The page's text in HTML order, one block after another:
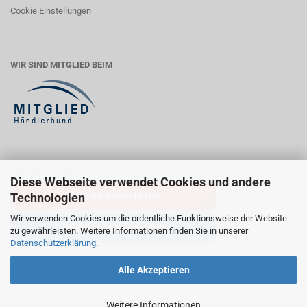
Diese Webseite verwendet Cookies und andere
Technologien
Wir verwenden Cookies um die ordentliche Funktionsweise der Website
zu gewährleisten. Weitere Informationen finden Sie in unserer
Datenschutzerklärung.
Alle Akzeptieren
Cookie Einstellungen
WIR SIND MITGLIED BEIM
Vertrag widerrufen
Widerrufsbelehrung